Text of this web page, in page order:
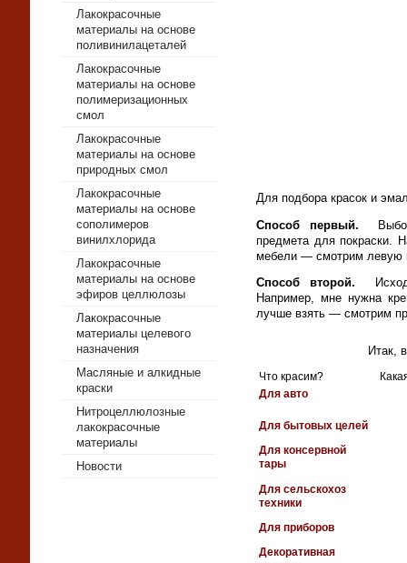
Для подбора красок и
Способ первый.
предмета для покраски.
мебели — смотрим левую
Способ второй.
Например, мне нужна
лучше взять — смотрим
Итак,
Что красим?
Для авто
Для бытовых целей
Для консервной
тары
Для сельскохоз
техники
Для приборов
Декоративная
Лакокрасочные
материалы на основе
поливинилацеталей
Лакокрасочные
материалы на основе
полимеризационных
смол
Лакокрасочные
материалы на основе
природных смол
Лакокрасочные
материалы на основе
сополимеров
винилхлорида
Лакокрасочные
материалы на основе
эфиров целлюлозы
Лакокрасочные
материалы целевого
назначения
Масляные и алкидные
краски
Нитроцеллюлозные
лакокрасочные
материалы
Новости